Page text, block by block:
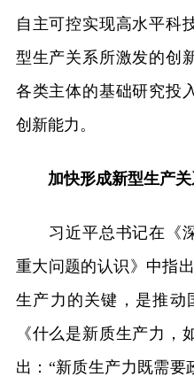
自主可控实现高水平科
型生产关系所激发的创
各类主体的基础研究投
创新能力。
加快形成新型生产关
习近平总书记在《深
重大问题的认识》中指
生产力的关键，是推动
《什么是新质生产力，
出：“新质生产力既需要